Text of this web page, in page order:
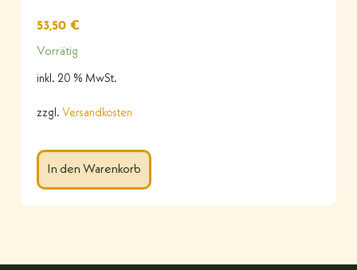
53,50 €
Vorrätig
inkl. 20 % MwSt.
zzgl. Versandkosten
In den Warenkorb